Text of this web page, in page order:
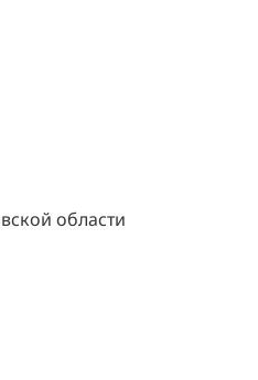
области